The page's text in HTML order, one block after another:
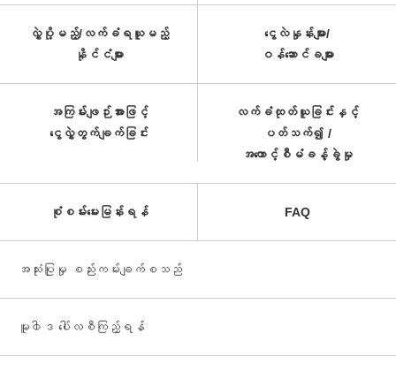
လွှဲပို့မည့်/လက်ခံရယူမည့်
နိုင်ငံများ
ငွေလဲနှုန်းများ/
ဝန်ဆောင်ခများ
အကြမ်းဖျဉ်းအားဖြင့်
ငွေလွှဲတွက်ချက်ခြင်း
လက်ခံထုတ်ယူခြင်းနှင့်
ပတ်သက်၍ /
အကောင့်စီမံခန့်ခွဲမှု
စုံစမ်းမေးမြန်းရန် FAQ
အသုံးပြုမှု စည်းကမ်းချက်စသည်
မူ၀ါဒ ပေါ်လစီကြည့်ရန်